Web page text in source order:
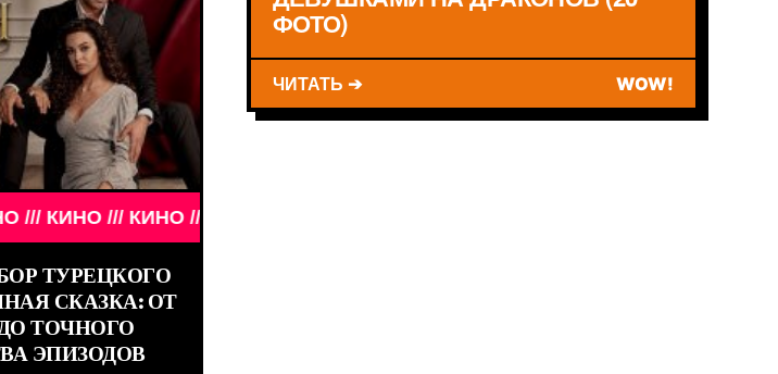
/// АКТЁРЫ ТОГДА И СЕЙЧАС ///
/// КИНО ///
ТУРЕЦКОГО
СКАЗКА: ОТ
ТОЧНОГО
ЭПИЗОДОВ
ФОТО)
ЧИТАТЬ ➔ WOW!